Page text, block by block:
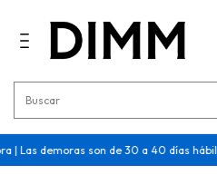
demoras son de 30 a 40 días hábiles